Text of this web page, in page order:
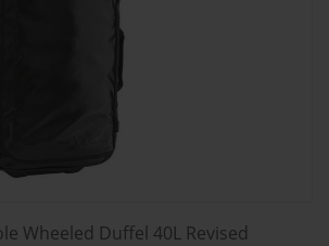
Wheeled Duffel 40L Revised